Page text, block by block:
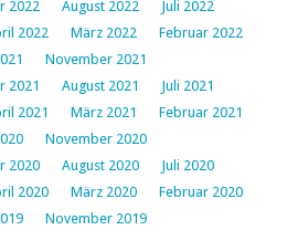
2022 August 2022
Juli 2022
2022 März 2022
Februar 2022
November 2021
2021 August 2021
Juli 2021
2021 März 2021
Februar 2021
November 2020
2020 August 2020
Juli 2020
2020 März 2020
Februar 2020
November 2019